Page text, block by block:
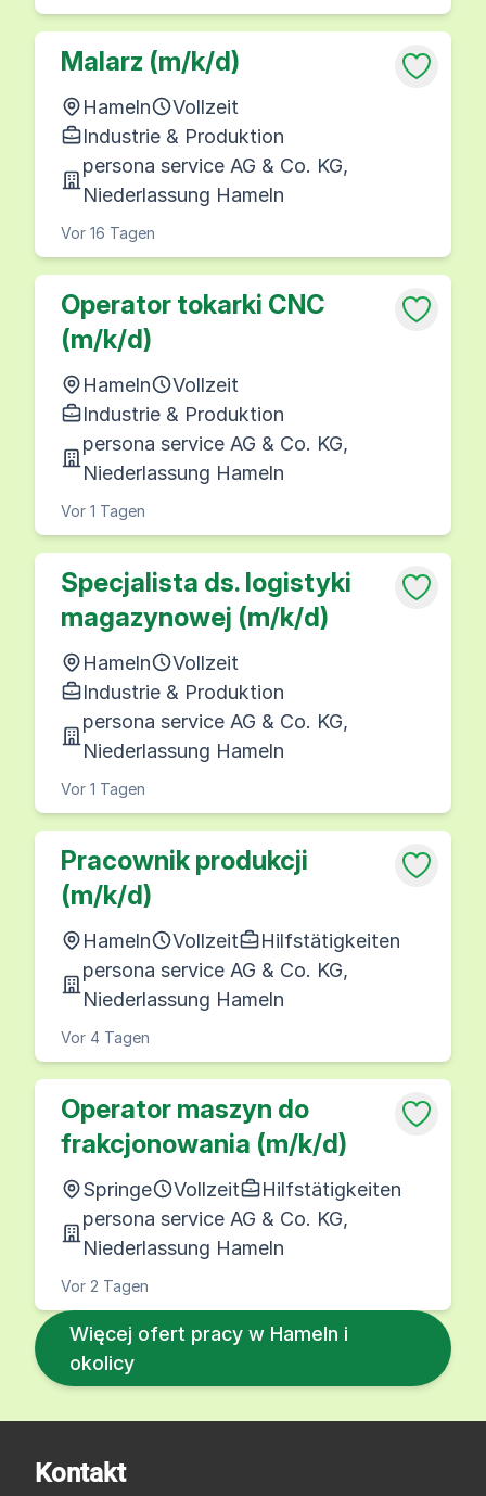
Malarz (m/k/d)
Hameln
Vollzeit
Industrie & Produktion
persona service AG & Co. KG,
Niederlassung Hameln
Vor 16 Tagen
Operator tokarki CNC
(m/k/d)
Hameln
Vollzeit
Industrie & Produktion
persona service AG & Co. KG,
Niederlassung Hameln
Vor 1 Tagen
Specjalista ds. logistyki
magazynowej (m/k/d)
Hameln
Vollzeit
Industrie & Produktion
persona service AG & Co. KG,
Niederlassung Hameln
Vor 1 Tagen
Pracownik produkcji
(m/k/d)
Hameln Vollzeit
Hilfstätigkeiten
persona service AG & Co. KG,
Niederlassung Hameln
Vor 4 Tagen
Operator maszyn do
frakcjonowania (m/k/d)
Springe Vollzeit
Hilfstätigkeiten
persona service AG & Co. KG,
Niederlassung Hameln
Vor 2 Tagen
Więcej ofert pracy w Hameln i
okolicy
Kontakt